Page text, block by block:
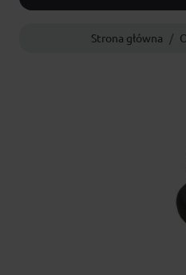
Strona główna